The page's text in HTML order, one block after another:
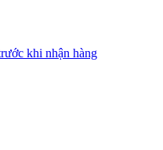
khi nhận hàng